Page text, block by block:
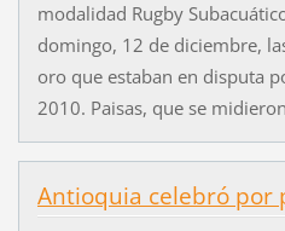
modalidad Rugby
domingo, 12 de diciembre,
oro que estaban en disputa
2010. Paisas, que se
Antioquia celebró por